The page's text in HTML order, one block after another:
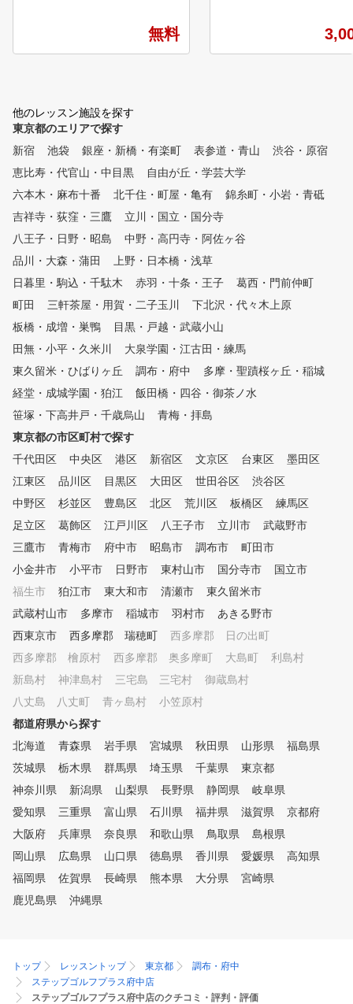
せて何回でも予約OK。多数在
にぴったりのイベントも毎月開
催中
無料
おります。 お客様の目標
悩みに合わせてクラブの
そ、ゴルフスクールで正
ォームやマナーを学び、
！ もちろん経験者の方も、100
切りや苦手な部分のサポ
行い ゴルフ仲間を わっ！
ドアゴルフで天候を気に
ュレーションマシンで、
コースをまわるのに近い
練習できるから、コース
にせず自分のゴルフに集
る環境で上達できます。 パー
み解決に向けて、無理な
けています。 道具やウェアの
無料貸し出しも行ってい
にも安心して通うことが
す。 コースデビューしなくて
も、チキンゴルフをあな
と嬉しいです！
他のレッスン施設を探す
東京都のエリアで探す
新宿
池袋 銀座・新橋・有楽町 表参道・青山
渋谷・原宿
恵比寿・代官山・中目黒
自由が丘・学芸大学
六本木・麻布十番
北千住・町屋・亀有
錦糸町・小岩・青砥
吉祥寺・荻窪・三鷹
立川・国立・国分寺
八王子・日野・昭島
中野・高円寺・阿佐ヶ谷
品川・大森・蒲田
上野・日本橋・浅草
日暮里・駒込・千駄木
赤羽・十条・王子
葛西・門前仲町
町田
三軒茶屋・用賀・二子玉川
下北沢・代々木上原
板橋・成増・巣鴨
目黒・戸越・武蔵小山
田無・小平・久米川
大泉学園・江古田・練馬
東久留米・ひばりヶ丘
調布・府中
多摩・聖蹟桜ヶ丘・稲城
経堂・成城学園・狛江
飯田橋・四谷・御茶ノ水
笹塚・下高井戸・千歳烏山
青梅・拝島
東京都の市区町村で探す
千代田区
中央区 港区 新宿区 文京区 台東区
墨田区
江東区
品川区 目黒区 大田区 世田谷区
渋谷区
中野区
杉並区 豊島区 北区 荒川区 板橋区
練馬区
足立区
葛飾区 江戸川区 八王子市 立川市
武蔵野市
三鷹市
青梅市 府中市 昭島市 調布市
町田市
小金井市
小平市 日野市 東村山市 国分寺市
国立市
福生市
狛江市 東大和市 清瀬市
東久留米市
武蔵村山市
多摩市 稲城市 羽村市
あきる野市
西東京市
西多摩郡 瑞穂町
西多摩郡 日の出町
西多摩郡 檜原村
西多摩郡 奥多摩町 大島町
利島村
新島村
神津島村 三宅島 三宅村
御蔵島村
八丈島 八丈町
青ヶ島村
小笠原村
都道府県から探す
北海道
青森県 岩手県 宮城県 秋田県 山形県
福島県
茨城県
栃木県 群馬県 埼玉県 千葉県
東京都
神奈川県
新潟県 山梨県 長野県 静岡県
岐阜県
愛知県
三重県 富山県 石川県 福井県 滋賀県
京都府
大阪府
兵庫県 奈良県 和歌山県 鳥取県
島根県
岡山県
広島県 山口県 徳島県 香川県 愛媛県
高知県
福岡県
佐賀県 長崎県 熊本県 大分県
宮崎県
鹿児島県
沖縄県
トップ レッスントップ 東京都
調布・府中
ステップゴルフプラス府中店
ステップゴルフプラス府中店のクチコミ・評判・評価